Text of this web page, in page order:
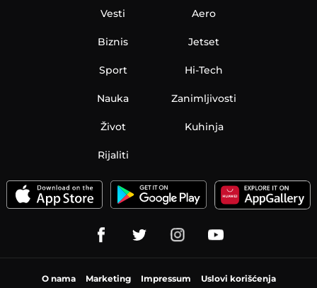
Vesti
Biznis
Sport
Nauka
Aero
Jetset
Hi-Tech
Zanimljivosti
Život Kuhinja
Rijaliti
O nama Marketing Impressum Uslovi korišćenja